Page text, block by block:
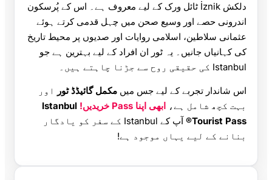
دلکش İznik ٹائل ورک کے لیے معروف ہے۔ اس کے پُرسکون
اندرونی حصے اور وسیع صحن میں چہل قدمی کرتے ہوئے
عثمانی سلاطین، اسلامی روایات اور صدیوں پر محیط تاریخ
کی کہانیاں جانیں۔ یہ ٹور ان افراد کے لیے بہترین ہے جو
Istanbul کی حقیقی روح سے جڑنا چاہتے ہیں۔
اس شاندار تجربے کے لیے جس میں مکمل گائیڈڈ ٹور
اور
بہت کچھ شامل ہے، ابھی اپنا Pass خریدیں!
Istanbul
Tourist Pass®
آپ کے Istanbul کے سفر کو یادگار
بنانے کے لیے یہاں موجود ہے!